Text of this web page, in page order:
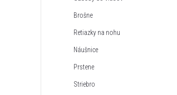
Brošne
Retiazky na nohu
Náušnice
Prstene
Striebro